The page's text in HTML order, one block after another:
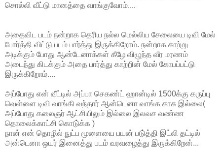
சொல்லி வீட்டு மானத்தை வாங்குவோம்....
அதைவிட படம் நன்றாக தெரிய நல்ல மெல்லிய சேலையை டிவி மேல்
போர்த்தி விட்டு படம் பார்த்து இருக்கிறோம். நன்றாக காற்று
அடிக்கும் போது ஆன்டேனாக்கள் கீழே விழுந்த வீர மரணம்
அடைந்து கிடக்கும் அதை பார்த்து காற்றின் மேல் கோபப்பட்டு
இருக்கிறோம்....
அப்போது என் வீட்டில் அப்பா செகண்ட் ஹான்டில் 1500க்கு கருப்பு
வெள்ளை டிவி வாங்கி வந்தார் ஆன்டெனா வாங்க காசு இல்லை(
அப்போது கலைஞர் ஆட்சியிலும் இல்லை இலவச வண்ண
தொலைக்காட்சி கொடு்க்க )
நான் என் தொழில் நுட்ப மூளையை பயன் படு்த்தி இட்லி தட்டில்
அன்டெனா ஒயர் இனைத்து படம் வரவழைத்து இருக்கிறேன்...